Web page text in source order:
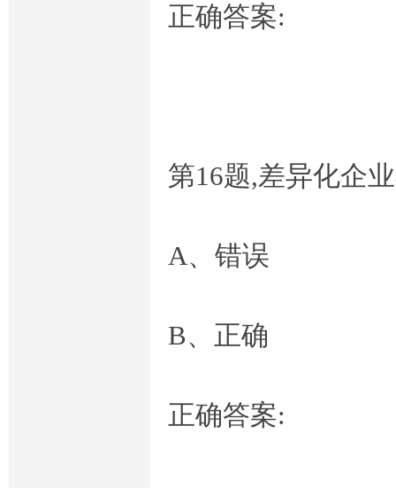
正确答案:
第16题,差异化企
A、错误
B、正确
正确答案: